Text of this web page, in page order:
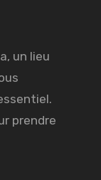
un lieu
prendre